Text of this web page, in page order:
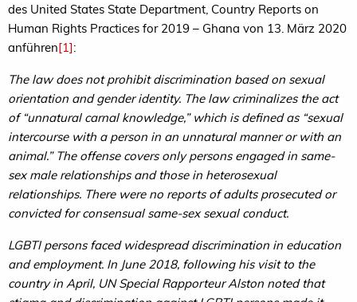
des United States State Department, Country Reports on
Human Rights Practices for 2019 – Ghana von 13. März 2020
anführen[1]:
The law does not prohibit discrimination based on sexual
orientation and gender identity. The law criminalizes the act
of “unnatural carnal knowledge,” which is defined as “sexual
intercourse with a person in an unnatural manner or with an
animal.” The offense covers only persons engaged in same-
sex male relationships and those in heterosexual
relationships. There were no reports of adults prosecuted or
convicted for consensual same-sex sexual conduct.
LGBTI persons faced widespread discrimination in education
and employment. In June 2018, following his visit to the
country in April, UN Special Rapporteur Alston noted that